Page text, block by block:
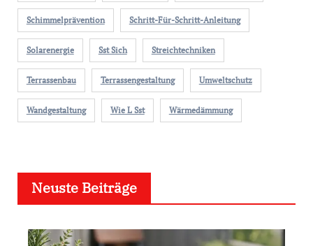
Schimmelprävention Schritt-Für-Schritt-Anleitung
Solarenergie Sst Sich Streichtechniken
Terrassenbau Terrassengestaltung Umweltschutz
Wandgestaltung Wie L Sst Wärmedämmung
Neuste Beiträge